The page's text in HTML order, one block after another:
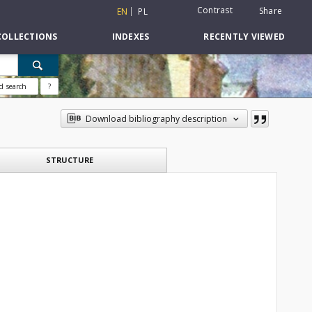
EN PL Contrast Share
INDEXES RECENTLY VIEWED
search ?
Download bibliography description
STRUCTURE